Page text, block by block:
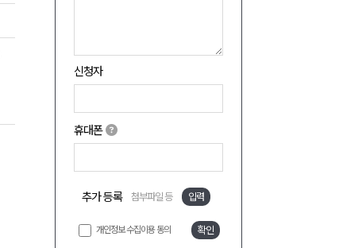
신청자
휴대폰
추가 등록 첨부파일 등 입력
개인정보 수집이용 동의 확인